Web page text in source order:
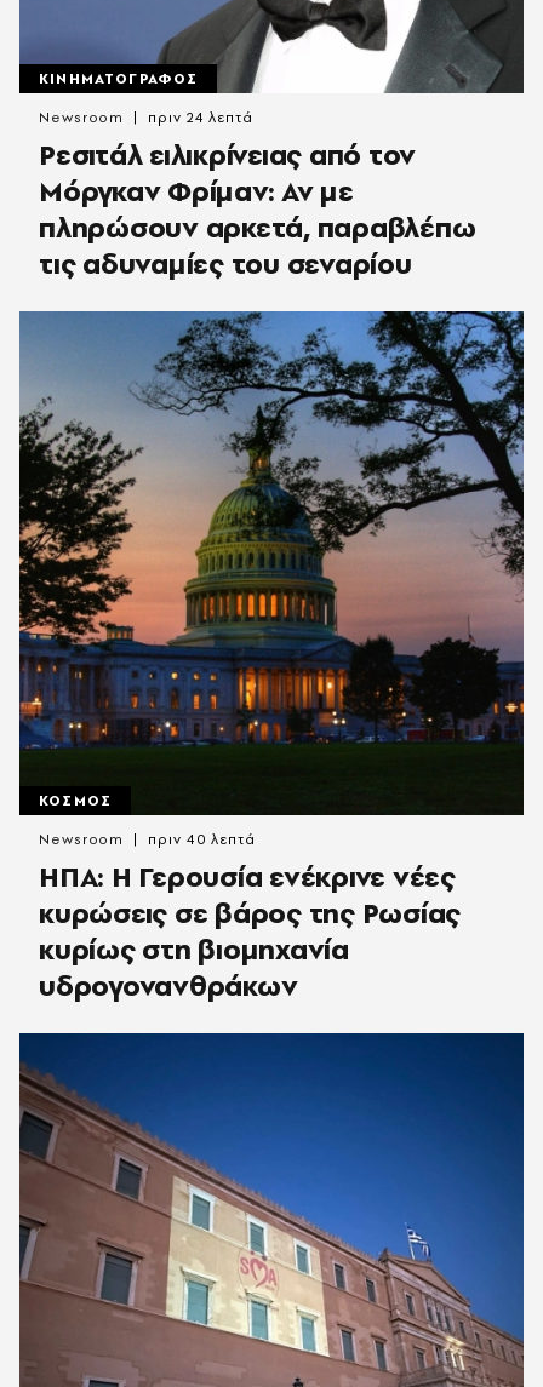
ΚΙΝΗΜΑΤΟΓΡΑΦΟΣ
Ρεσιτάλ ειλικρίνειας από τον
Μόργκαν Φρίμαν: Αν με
πληρώσουν αρκετά, παραβλέπω
τις αδυναμίες του σεναρίου
Newsroom πριν 24 λεπτά
ΚΟΣΜΟΣ
ΗΠΑ: Η Γερουσία ενέκρινε νέες
κυρώσεις σε βάρος της Ρωσίας
κυρίως στη βιομηχανία
υδρογονανθράκων
Newsroom πριν 40 λεπτά